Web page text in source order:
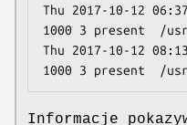
Thu 2017-10-12
1000 3 present  /
Thu 2017-10-12
Informacje